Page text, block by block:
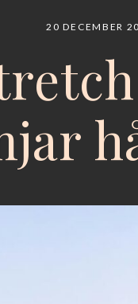
20 DECEMBER